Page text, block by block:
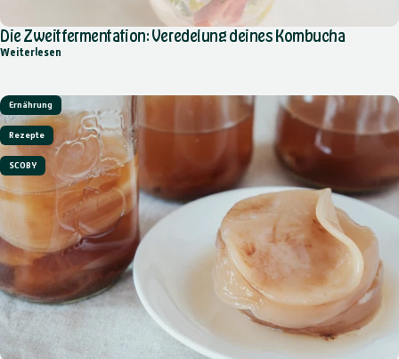
Die Zweitfermentation: Veredelung deines Kombucha
Weiterlesen
Ernährung
Rezepte
SCOBY